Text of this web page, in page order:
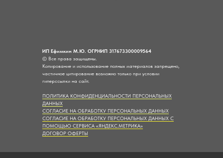
ИП Ефимкин М.Ю. ОГРНИП 317673300009564
© Все права защищены.
Копирование и использование полных материалов запрещено,
частичное цитирование возможно только при условии
гиперссылки на сайт.
ПОЛИТИКА КОНФИДЕНЦИАЛЬНОСТИ ПЕРСОНАЛЬНЫХ
ДАННЫХ
СОГЛАСИЕ НА ОБРАБОТКУ ПЕРСОНАЛЬНЫХ ДАННЫХ
СОГЛАСИЕ НА ОБРАБОТКУ ПЕРСОНАЛЬНЫХ ДАННЫХ С
ПОМОЩЬЮ СЕРВИСА «ЯНДЕКС.МЕТРИКА»
ДОГОВОР ОФЕРТЫ